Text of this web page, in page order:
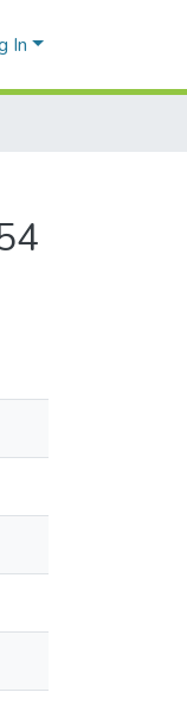
In